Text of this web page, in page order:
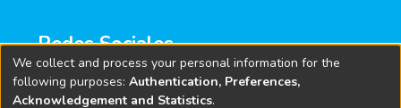
Redes Sociales
We collect and process your personal information for the
following purposes: Authentication, Preferences,
Acknowledgement and Statistics.